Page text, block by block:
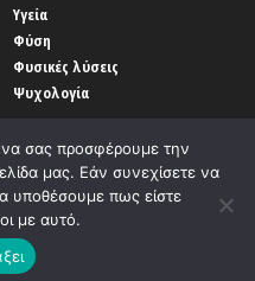
Υγεία
Φύση
Φυσικές λύσεις
Ψυχολογία
Άρθρων
Technologies
να σας προσφέρουμε την
μας. Εάν συνεχίσετε να
υποθέσουμε πως είστε
με αυτό.